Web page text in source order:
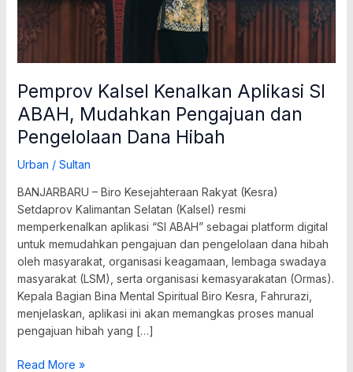
Pemprov Kalsel Kenalkan Aplikasi SI
ABAH, Mudahkan Pengajuan dan
Pengelolaan Dana Hibah
Urban / Sultan
BANJARBARU – Biro Kesejahteraan Rakyat (Kesra)
Setdaprov Kalimantan Selatan (Kalsel) resmi
memperkenalkan aplikasi “SI ABAH” sebagai platform digital
untuk memudahkan pengajuan dan pengelolaan dana hibah
oleh masyarakat, organisasi keagamaan, lembaga swadaya
masyarakat (LSM), serta organisasi kemasyarakatan (Ormas).
Kepala Bagian Bina Mental Spiritual Biro Kesra, Fahrurazi,
menjelaskan, aplikasi ini akan memangkas proses manual
pengajuan hibah yang […]
Pengelolaan
Dana
Hibah
Read More »